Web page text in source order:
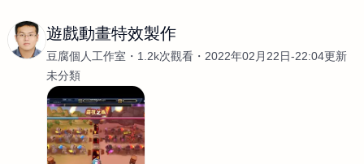
遊戲動畫特效製作
豆腐個人工作室 1.2k次觀看
2022年02月22日-22:04更新
未分類